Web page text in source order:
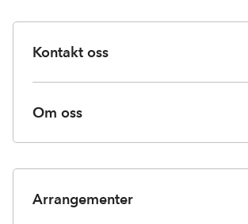
Kontakt oss
Om oss
Arrangementer